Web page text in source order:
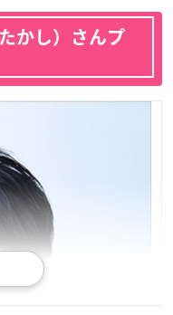
かし）さんプ